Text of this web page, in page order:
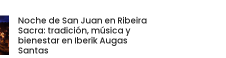
Noche de San Juan en Ribeira
Sacra: tradición, música y
bienestar en Iberik Augas
Santas